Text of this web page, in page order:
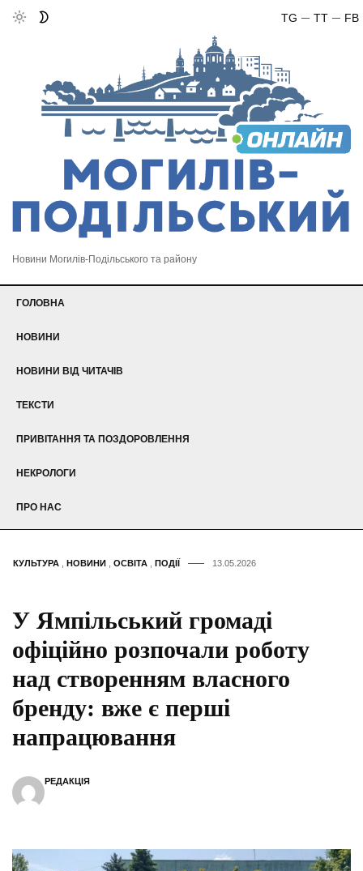
FB
TT
TG
Новини Могилів-Подільського та району
ГОЛОВНА
НОВИНИ
НОВИНИ ВІД ЧИТАЧІВ
ТЕКСТИ
ПРИВІТАННЯ ТА ПОЗДОРОВЛЕННЯ
НЕКРОЛОГИ
ПРО НАС
КУЛЬТУРА НОВИНИ ОСВІТА ПОДІЇ 13.05.2026
У Ямпільський громаді
офіційно розпочали роботу
над створенням власного
бренду: вже є перші
напрацювання
РЕДАКЦІЯ